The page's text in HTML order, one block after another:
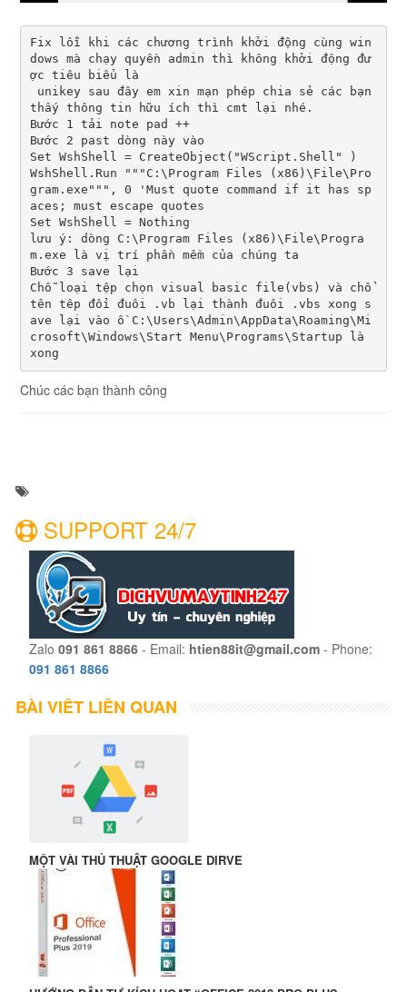
Fix lỗi khi các chương trình khởi động cùng win
dows mà chạy quyền admin thì không khởi động đư
ợc tiêu biểu là
thấy thông tin hữu ích thì cmt lại nhé.
Bước 1 tải note pad ++
Bước 2 past dòng này vào
Set WshShell = CreateObject("WScript.Shell" )
WshShell.Run """C:\Program Files (x86)\File\Pro
gram.exe""", 0 'Must quote command if it has sp
aces; must escape quotes
Set WshShell = Nothing
lưu ý: dòng C:\Program Files (x86)\File\Progra
m.exe là vị trí phần mềm của chúng ta
Bước 3 save lại
Chỗ loại tệp chọn visual basic file(vbs) và chổ
tên têp đổi đuôi .vb lại thành đuôi .vbs xong s
ave lại vào ồ C:\Users\Admin\AppData\Roaming\Mi
crosoft\Windows\Start Menu\Programs\Startup là
xong
Chúc các bạn thành công
SUPPORT 24/7
Zalo 091 861 8866 - Email: htien88it@gmail.com - Phone:
091 861 8866
BÀI VIẾT LIÊN QUAN
MỘT VÀI THỦ THUẬT GOOGLE DIRVE